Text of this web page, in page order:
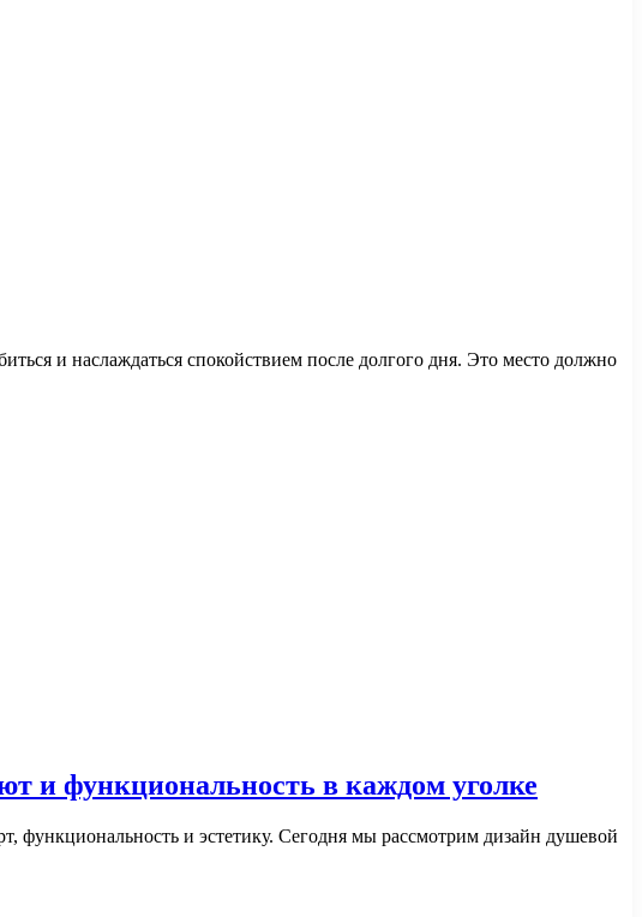
и наслаждаться спокойствием после долгого дня. Это место должно
и функциональность в каждом уголке
и эстетику. Сегодня мы рассмотрим дизайн душевой